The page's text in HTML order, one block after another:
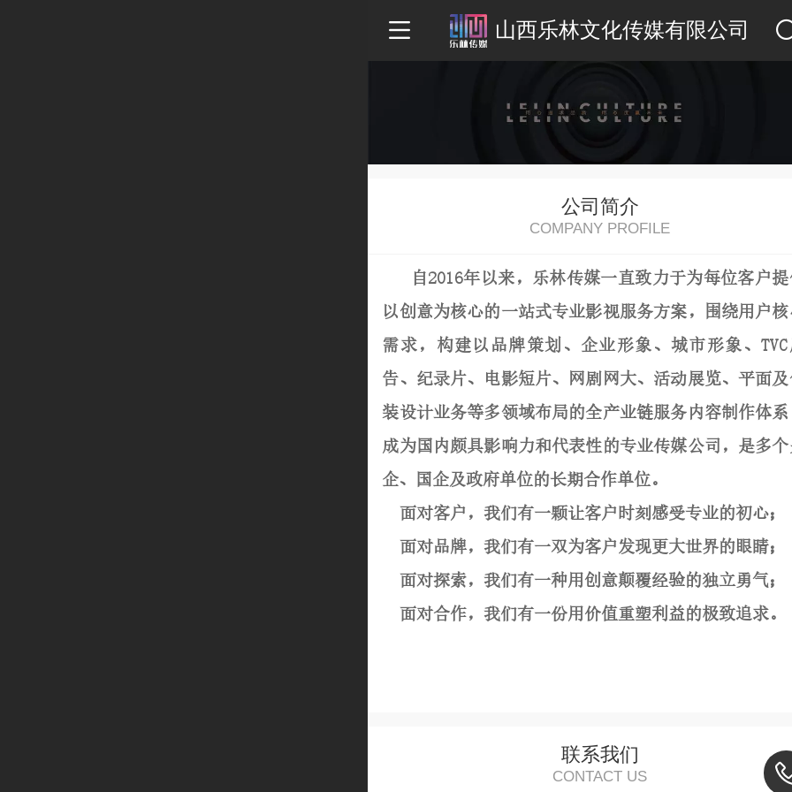
山西乐林文化传媒有限公司
公司简介
COMPANY PROFILE
自2016年以来，乐林传媒一直致力于为每位客户提
以创意为核心的一站式专业影视服务方案，围绕用户核
需求，构建以品牌策划、企业形象、城市形象、TVC
告、纪录片、电影短片、网剧网大、活动展览、平面及
装设计业务等多领域布局的全产业链服务内容制作体系
成为国内颇具影响力和代表性的专业传媒公司，是多个
企、国企及政府单位的长期合作单位。
面对客户，我们有一颗让客户时刻感受专业的初心；
面对品牌，我们有一双为客户发现更大世界的眼睛；
面对探索，我们有一种用创意颠覆经验的独立勇气；
面对合作，我们有一份用价值重塑利益的极致追求。
联系我们
CONTACT US